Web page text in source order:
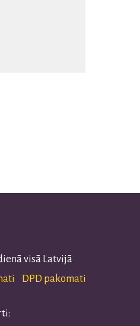
visā Latvijā
DPD pakomati